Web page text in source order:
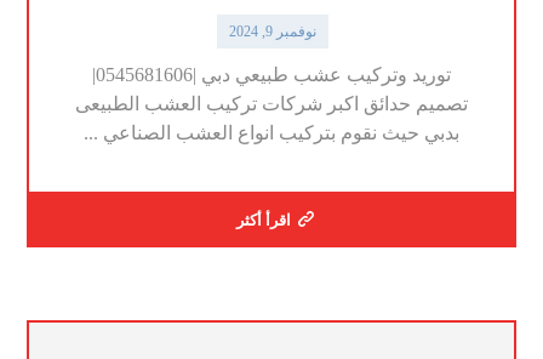
نوفمبر 9, 2024
توريد وتركيب عشب طبيعي دبي |0545681606|
تصميم حدائق اكبر شركات تركيب العشب الطبيعى
بدبي حيث نقوم بتركيب انواع العشب الصناعي ...
اقرأ أكثر